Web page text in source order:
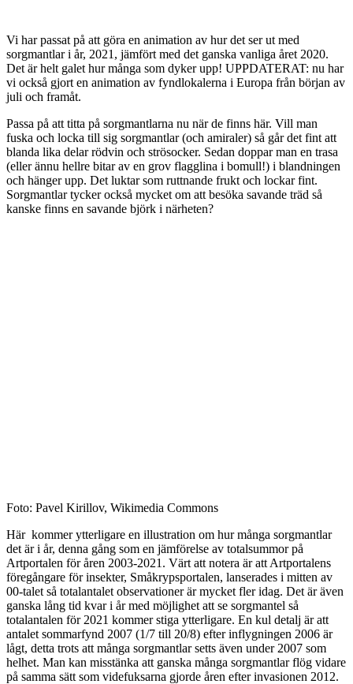
Vi har passat på att göra en animation av hur det ser ut med
sorgmantlar i år, 2021, jämfört med det ganska vanliga året 2020.
Det är helt galet hur många som dyker upp! UPPDATERAT: nu har
vi också gjort en animation av fyndlokalerna i Europa från början av
juli och framåt.
Passa på att titta på sorgmantlarna nu när de finns här. Vill man
fuska och locka till sig sorgmantlar (och amiraler) så går det fint att
blanda lika delar rödvin och strösocker. Sedan doppar man en trasa
(eller ännu hellre bitar av en grov flagglina i bomull!) i blandningen
och hänger upp. Det luktar som ruttnande frukt och lockar fint.
Sorgmantlar tycker också mycket om att besöka savande träd så
kanske finns en savande björk i närheten?
Foto: Pavel Kirillov, Wikimedia Commons
Här kommer ytterligare en illustration om hur många sorgmantlar
det är i år, denna gång som en jämförelse av totalsummor på
Artportalen för åren 2003-2021. Värt att notera är att Artportalens
föregångare för insekter, Småkrypsportalen, lanserades i mitten av
00-talet så totalantalet observationer är mycket fler idag. Det är även
ganska lång tid kvar i år med möjlighet att se sorgmantel så
totalantalen för 2021 kommer stiga ytterligare. En kul detalj är att
antalet sommarfynd 2007 (1/7 till 20/8) efter inflygningen 2006 är
lågt, detta trots att många sorgmantlar setts även under 2007 som
helhet. Man kan misstänka att ganska många sorgmantlar flög vidare
på samma sätt som videfuksarna gjorde åren efter invasionen 2012.